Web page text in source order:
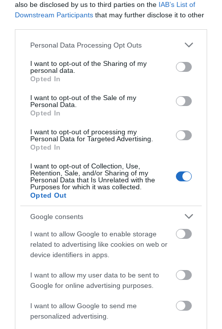
also be disclosed by us to third parties on the IAB’s List of
Downstream Participants that may further disclose it to other
Please note that this website/app uses one or more Google
not limited to your visit or usage behaviour. You may click to
grant or deny consent to Google and its third-party tags to
use your data for below specified purposes in below Google
consent section.
Personal Data Processing Opt Outs
I want to opt-out of the Sharing of my
personal data.
Opted In
I want to opt-out of the Sale of my
Personal Data.
Opted In
I want to opt-out of processing my
Personal Data for Targeted Advertising.
Opted In
I want to opt-out of Collection, Use,
Retention, Sale, and/or Sharing of my
Personal Data that Is Unrelated with the
Purposes for which it was collected.
Opted Out
Google consents
I want to allow Google to enable storage
related to advertising like cookies on web or
device identifiers in apps.
I want to allow my user data to be sent to
Google for online advertising purposes.
I want to allow Google to send me
personalized advertising.
ROBOTYKA
Lubisz roboty? Jeśli tak,
8 PAŹDZIERNIKA 2023
AKCJA PARTNERSKA
Nowa pralka do domu? Na tych 7
WOJCIECH LORANTY · 29 SIERPNIA 2023
AKCJA PARTNERSKA
Jak korzystać z Nintendo
Switch po podłączeniu do
telewizora?
WOJCIECH LORANTY
MOTO